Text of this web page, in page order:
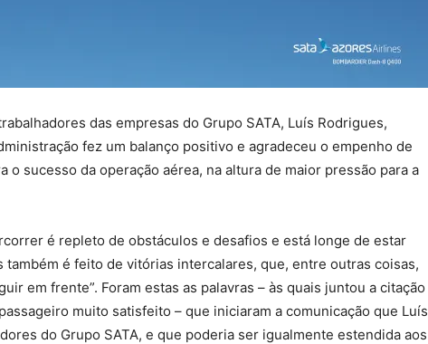
das empresas do Grupo SATA, Luís Rodrigues,
fez um balanço positivo e agradeceu o empenho de
o sucesso da operação aérea, na altura de maior pressão para a
é repleto de obstáculos e desafios e está longe de estar
é feito de vitórias intercalares, que, entre outras coisas,
em frente”. Foram estas as palavras – às quais juntou a citação
muito satisfeito – que iniciaram a comunicação que Luís
do Grupo SATA, e que poderia ser igualmente estendida aos